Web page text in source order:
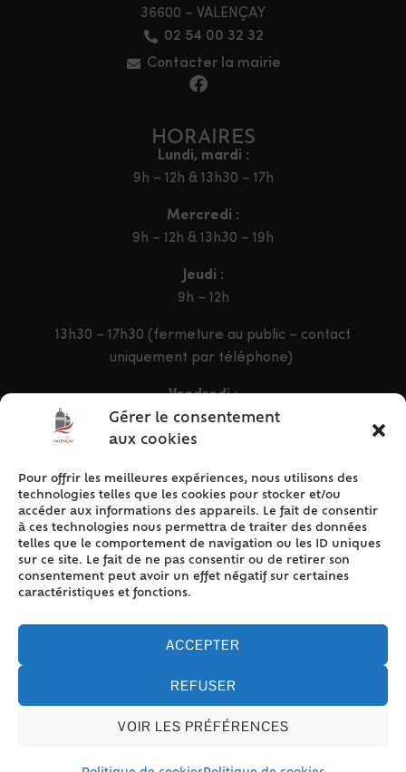
Gérer le consentement
aux cookies
Pour offrir les meilleures expériences, nous utilisons des
technologies telles que les cookies pour stocker et/ou
accéder aux informations des appareils. Le fait de consentir
à ces technologies nous permettra de traiter des données
telles que le comportement de navigation ou les ID uniques
sur ce site. Le fait de ne pas consentir ou de retirer son
consentement peut avoir un effet négatif sur certaines
caractéristiques et fonctions.
ACCEPTER
REFUSER
VOIR LES PRÉFÉRENCES
36600 – VALENÇAY
02 54 00 32 32
Contacter la mairie
HORAIRES
Lundi, mardi :
9h – 12h & 13h30 – 17h
Mercredi :
9h – 12h & 13h30 – 19h
Jeudi :
9h – 12h
13h30 – 17h30 (fermeture au public – contact
uniquement par téléphone)
Vendredi :
9h – 12h & 13h30 – 16h30
ACCÈS RAPIDE
Accueil
Contact
Plan du site
Mentions légales
Politique de cookies (UE)